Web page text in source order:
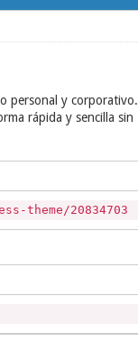
personal y corporativo.
rápida y sencilla sin
theme/20834703